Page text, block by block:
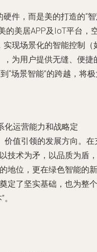
硬件，而是美的打造的“
的美居APP及IoT平台，
现场景化的智能控制（
为用户提供无缝、便捷
“场景智能”的跨越，将
化运营能力和战略定
价值引领的发展方向。在
技术为矛，以品质为盾，
地位，更在绿色智能的新
定了坚实基础，也为整个